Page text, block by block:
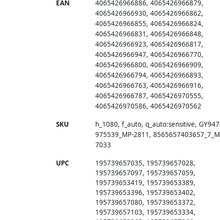
EAN 4065426966886, 4065426966879,
4065426966930, 4065426966862,
4065426966855, 4065426966824,
4065426966831 , 4065426966848,
4065426966923, 4065426966817,
4065426966947, 4065426966770,
4065426966800, 4065426966909,
4065426966794, 4065426966893,
4065426966763, 4065426966916,
4065426966787, 4065426970555,
4065426970586, 4065426970562
SKU h_1080, f_auto, q_auto:sensitive,
975539_MP-2811 ,
7033
UPC
195739657035, 195739657028,
195739657097, 195739657059,
195739653419, 195739653389,
195739653396, 195739653402,
195739657080, 195739653372,
195739657103, 195739653334,